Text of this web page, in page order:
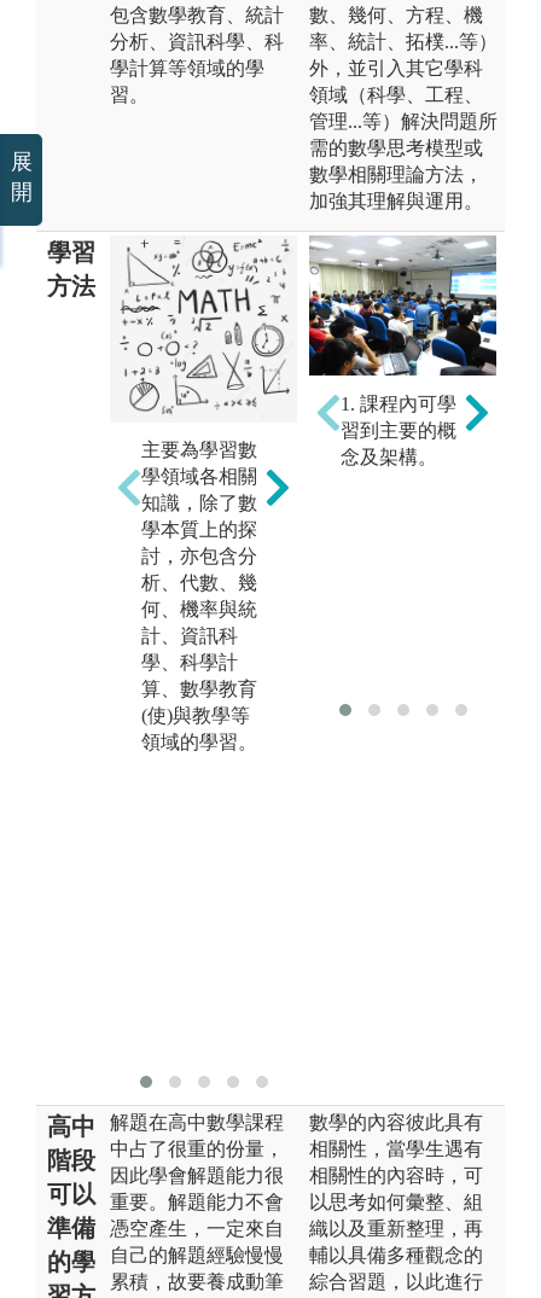
包含數學教育、統計
分析、資訊科學、科
學計算等領域的學
習。
數、幾何、方程、機
率、統計、拓樸...等）
外，並引入其它學科
領域（科學、工程、
管理...等）解決問題所
需的數學思考模型或
數學相關理論方法，
加強其理解與運用。
學習
方法
主要為學習數
學領域各相關
知識，除了數
學本質上的探
討，亦包含分
析、代數、幾
何、機率與統
計、資訊科
學、科學計
算、數學教育
(使)與教學等
領域的學習。
以計算機模擬
或演算，學習
結合資訊程
1. 課程內可學
習到主要的概
念及架構。
高中
階段
可以
準備
的學
解題在高中數學課程
中占了很重的份量，
因此學會解題能力很
重要。解題能力不會
憑空產生，一定來自
自己的解題經驗慢慢
累積，故要養成動筆
數學的內容彼此具有
相關性，當學生遇有
相關性的內容時，可
以思考如何彙整、組
織以及重新整理，再
輔以具備多種觀念的
綜合習題，以此進行
展
開